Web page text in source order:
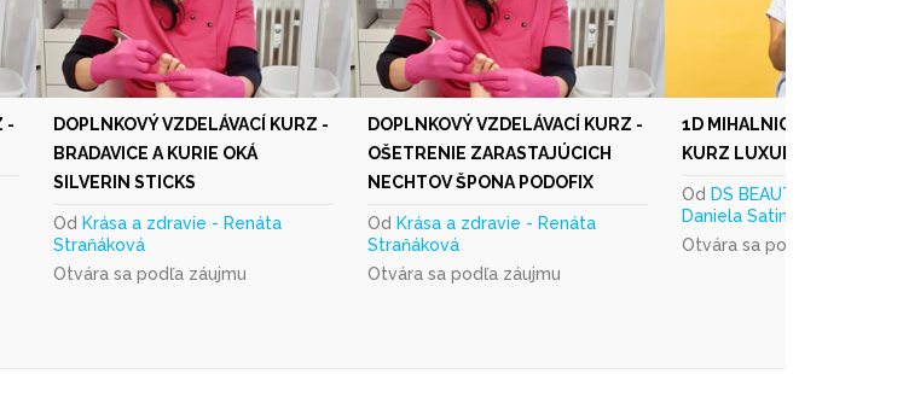
-
DOPLNKOVÝ VZDELÁVACÍ KURZ -
BRADAVICE A KURIE OKÁ
SILVERIN STICKS
Od Krása a zdravie - Renáta
Straňáková
Otvára sa podľa záujmu
DOPLNKOVÝ VZDELÁVACÍ KURZ -
OŠETRENIE ZARASTAJÚCICH
NECHTOV ŠPONA PODOFIX
Od Krása a zdravie - Renáta
Straňáková
Otvára sa podľa záujmu
1D MIHALNICE -
KURZ LUXURY ACADEMY
Od DS BEAUTY s.r.o. -
Daniela Satin Höriková
Otvára sa podľa záujmu